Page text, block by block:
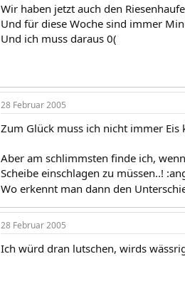
Wir haben jetzt auch den
Und für diese Woche sind immer
Und ich muss daraus 0(
28 Februar 2005
Zum Glück muss ich nicht immer
Aber am schlimmsten finde ich,
Scheibe einschlagen zu müssen..!
Wo erkennt man dann den
28 Februar 2005
Ich würd dran lutschen, wirds